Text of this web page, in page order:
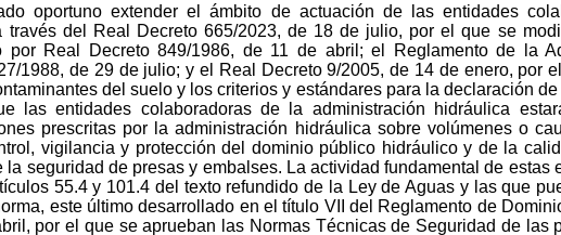
oportuno extender el ámbito de actuación de las entidades
través del Real Decreto 665/2023, de 18 de julio, por el que se
por Real Decreto 849/1986, de 11 de abril; el Reglamento de la
1988, de 29 de julio; y el Real Decreto 9/2005, de 14 de enero, por
del suelo y los criterios y estándares para la declaración
las entidades colaboradoras de la administración hidráulica
prescritas por la administración hidráulica sobre volúmenes o
vigilancia y protección del dominio público hidráulico y de la
la seguridad de presas y embalses. La actividad fundamental de estas
55.4 y 101.4 del texto refundido de la Ley de Aguas y las que
este último desarrollado en el título VII del Reglamento de
por el que se aprueban las Normas Técnicas de Seguridad de las